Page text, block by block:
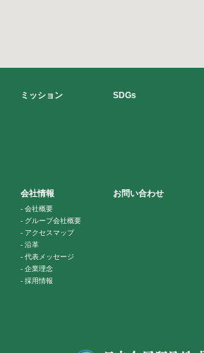
ミッション SDGs
会社情報
- 会社概要
- グループ会社概要
- アクセスマップ
- 沿革
- 代表メッセージ
- 企業理念
- 採用情報
お問い合わせ